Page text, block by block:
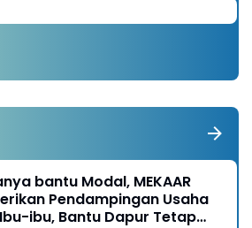
bantu Modal, MEKAAR
Pendampingan Usaha
ibu, Bantu Dapur Tetap